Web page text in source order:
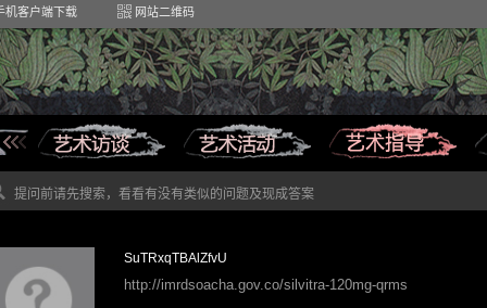
机客户端下载 网站二维码
提问前请先搜索，看看有没有类似的问题及现成答案
SuTRxqTBAlZfvU
http://imrdsoacha.gov.co/silvitra-120mg-qrms